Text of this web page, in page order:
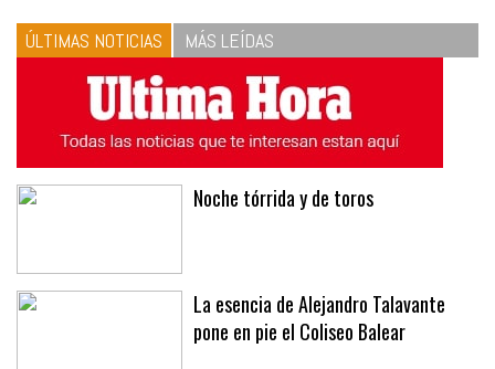
ÚLTIMAS NOTICIAS MÁS LEÍDAS
Noche tórrida y de toros
La esencia de Alejandro Talavante
pone en pie el Coliseo Balear